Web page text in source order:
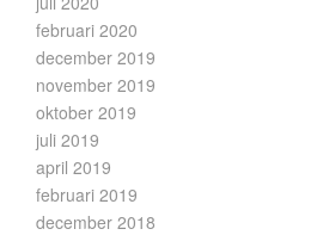
februari 2020
december 2019
november 2019
oktober 2019
juli 2019
april 2019
februari 2019
december 2018